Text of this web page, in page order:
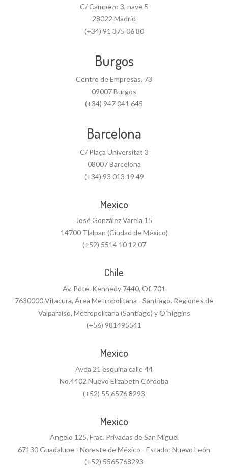
C/ Campezo 3, nave 5
28022 Madrid
(+34) 91 375 06 80
Burgos
Centro de Empresas, 73
09007 Burgos
(+34) 947 041 645
Barcelona
C/ Plaça Universitat 3
08007 Barcelona
(+34) 93 013 19 49
Mexico
José González Varela 15
14700 Tlalpan (Ciudad de México)
(+52) 5514 10 12 07
Chile
Av. Pdte. Kennedy 7440, Of. 701
7630000 Vitacura, Área Metropolitana - Santiago. Regiones de
Valparaíso, Metropolitana (Santiago) y O´higgins
(+56) 981495541
Mexico
Avda 21 esquina calle 44
No.4402 Nuevo Elizabeth Córdoba
(+52) 55 6576 8293
Mexico
Angelo 125, Frac. Privadas de San Miguel
67130 Guadalupe - Noreste de México - Estado: Nuevo León
(+52) 5565768293